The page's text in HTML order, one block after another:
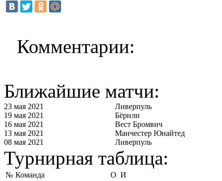
Комментарии:
Ближайшие матчи:
23 мая 2021
Ливерпуль
19 мая 2021
Бёрнли
16 мая 2021
Вест Бромвич
13 мая 2021
Манчестер Юнайтед
08 мая 2021
Ливерпуль
Турнирная таблица:
№ Команда О И